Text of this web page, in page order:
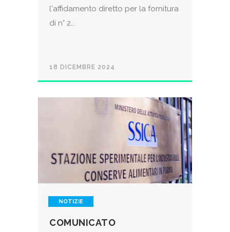
l'affidamento diretto per la fornitura
di n° 2...
18 DICEMBRE 2024
NOTIZIE
COMUNICATO